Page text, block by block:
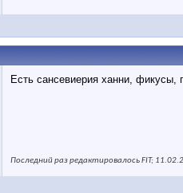
Есть сансевиерия ханни,
Последний раз редактировалось FIT;